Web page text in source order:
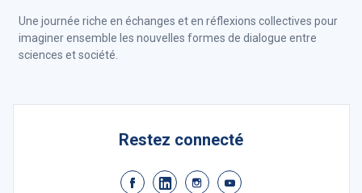
Une journée riche en échanges et en réflexions collectives pour
imaginer ensemble les nouvelles formes de dialogue entre
sciences et société.
Restez connecté